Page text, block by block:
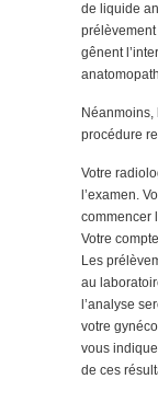
de liquide
gênent
procédure
Votre
l’examen.
commencer
Votre
Les
au
l’analyse
votre
vous
de ces